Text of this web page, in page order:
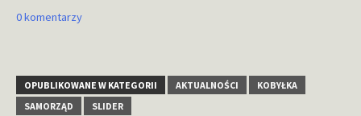
0 komentarzy
OPUBLIKOWANE W KATEGORII AKTUALNOŚCI
KOBYŁKA
SAMORZĄD
SLIDER